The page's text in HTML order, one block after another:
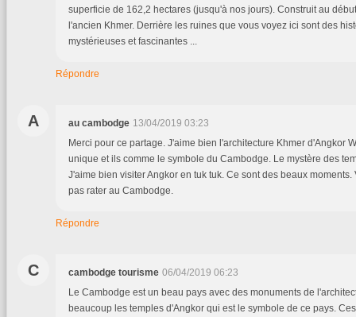
superficie de 162,2 hectares (jusqu'à nos jours). Construit au
l'ancien Khmer. Derrière les ruines que vous voyez ici sont des
mystérieuses et fascinantes ...
Répondre
A au cambodge 13/04/2019 03:23
Merci pour ce partage. J'aime bien l'architecture Khmer d'Angkor
unique et ils comme le symbole du Cambodge. Le mystère des
J'aime bien visiter Angkor en tuk tuk. Ce sont des beaux
pas rater au Cambodge.
Répondre
C cambodge tourisme 06/04/2019 06:23
Le Cambodge est un beau pays avec des monuments de
beaucoup les temples d'Angkor qui est le symbole de ce pays.